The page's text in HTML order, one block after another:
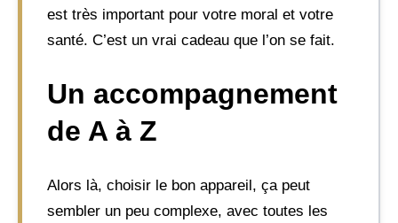
est très important pour votre moral et votre
santé. C’est un vrai cadeau que l’on se fait.
Un accompagnement
de A à Z
Alors là, choisir le bon appareil, ça peut
sembler un peu complexe, avec toutes les